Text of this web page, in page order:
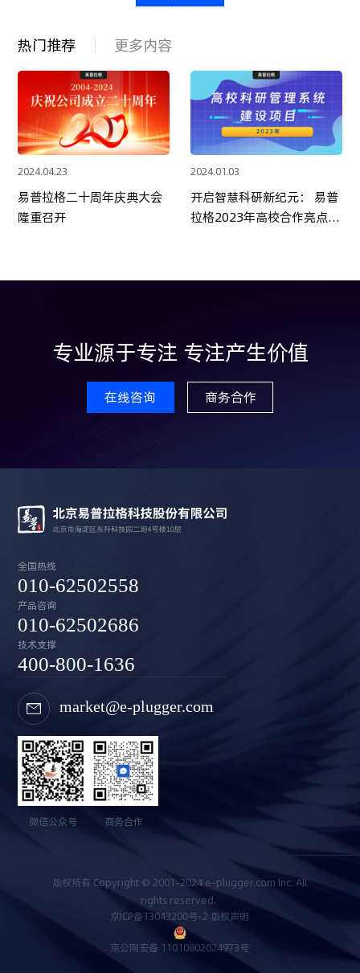
热门推荐 更多内容
2024.04.23
易普拉格二十周年庆典大会
隆重召开
2024.01.03
开启智慧科研新纪元： 易普
拉格2023年高校合作亮点回
专业源于专注 专注产生价值
在线咨询 商务合作
全国热线
010-62502558
产品咨询
010-62502686
技术支撑
400-800-1636
market@e-plugger.com
微信公众号 商务合作
版权所有 Copyright © 2001-2024 e-plugger.com Inc. All
rights reserved.
京ICP备13043200号-2 版权声明
京公网安备 11010802024973号